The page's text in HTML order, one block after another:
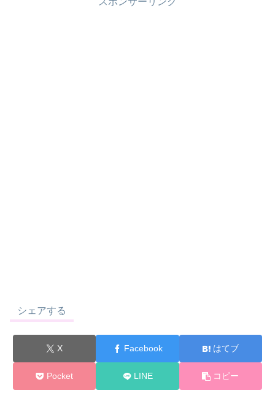
シェアする
X Facebook はてブ
Pocket LINE コピー